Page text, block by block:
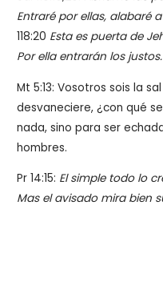
Entraré por ellas, alabaré a
118:20 Esta es puerta de
Por ella entrarán los justos.
Mt 5:13: Vosotros sois la
desvaneciere, ¿con qué
nada, sino para ser
hombres.
Pr 14:15: El simple todo lo
Mas el avisado mira bien